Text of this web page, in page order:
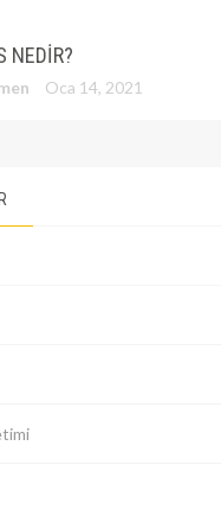
NEDIR?
Oca 14, 2021